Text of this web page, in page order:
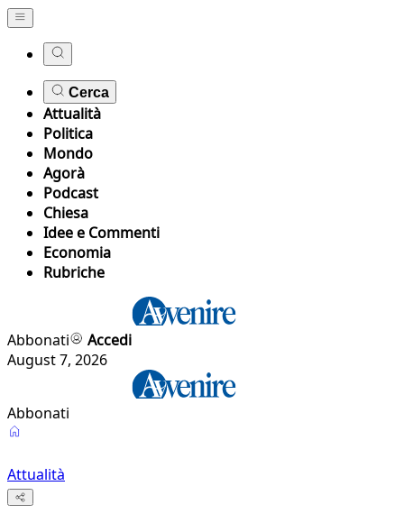
Cerca
Attualità
Politica
Mondo
Agorà
Podcast
Chiesa
Idee e Commenti
Economia
Rubriche
Abbonati
Accedi
August 7, 2026
Abbonati
Attualità